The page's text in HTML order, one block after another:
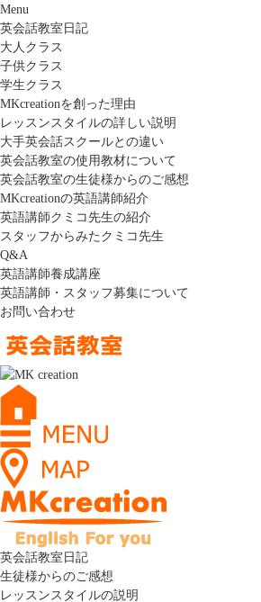
Menu
英会話教室日記
大人クラス
子供クラス
学生クラス
MKcreationを創った理由
レッスンスタイルの詳しい説明
大手英会話スクールとの違い
英会話教室の使用教材について
英会話教室の生徒様からのご感想
MKcreationの英語講師紹介
英語講師クミコ先生の紹介
スタッフからみたクミコ先生
Q&A
英語講師養成講座
英語講師・スタッフ募集について
お問い合わせ
英会話教室日記
生徒様からのご感想
レッスンスタイルの説明